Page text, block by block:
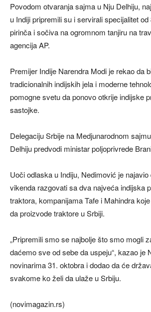
Povodom otvaranja sajma u Nju Delhiju,
u Indiji pripremili su i servirali specijalitet
pirinča i sočiva na ogromnom tanjiru na
agencija AP.
Premijer Indije Narendra Modi je rekao da
tradicionalnih indijskih jela i moderne
pomogne svetu da ponovo otkrije indijske
sastojke.
Delegaciju Srbije na Medjunarodnom
Delhiju predvodi ministar poljoprivrede
Uoči odlaska u Indiju, Nedimović je
vikenda razgovati sa dva najveća indijska
traktora, kompanijama Tafe i Mahindra
da proizvode traktore u Srbiji.
„Pripremili smo se najbolje što smo mogli
daćemo sve od sebe da uspeju“, kazao je
novinarima 31. oktobra i dodao da će
svakome ko želi da ulaže u Srbiju.
(novimagazin.rs)